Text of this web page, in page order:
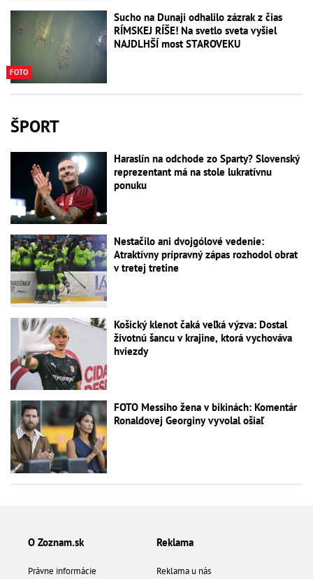
FOTO
Sucho na Dunaji odhalilo zázrak z čias
RÍMSKEJ RÍŠE! Na svetlo sveta vyšiel
NAJDLHŠÍ most STAROVEKU
ŠPORT
Haraslín na odchode zo Sparty? Slovenský
reprezentant má na stole lukratívnu
ponuku
Nestačilo ani dvojgólové vedenie:
Atraktívny prípravný zápas rozhodol obrat
v tretej tretine
Košický klenot čaká veľká výzva: Dostal
životnú šancu v krajine, ktorá vychováva
hviezdy
FOTO Messiho žena v bikinách: Komentár
Ronaldovej Georginy vyvolal ošiaľ
O Zoznam.sk
Právne informácie
Reklama
Reklama u nás